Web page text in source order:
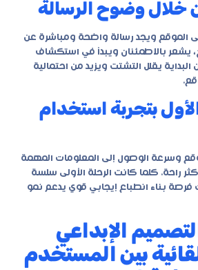
خلال وضوح الرسالة
الموقع ويجد رسالة واضحة ومباشرة عن
يشعر بالاطمئنان ويبدأ في استكشاف
يقلل التشتت ويزيد من احتمالية
بتجربة استخدام
وسرعة الوصول إلى المعلومات المهمة
راحة. كلما كانت الرحلة الأولى سلسة
فرصة بناء انطباع إيجابي قوي يدعم نمو
الإبداعي
بين المستخدم